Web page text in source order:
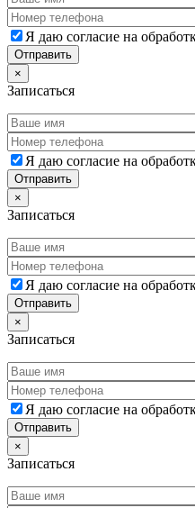
Я даю согласие на
×
Записаться
Я даю согласие на
×
Записаться
Я даю согласие на
×
Записаться
Я даю согласие на
×
Записаться